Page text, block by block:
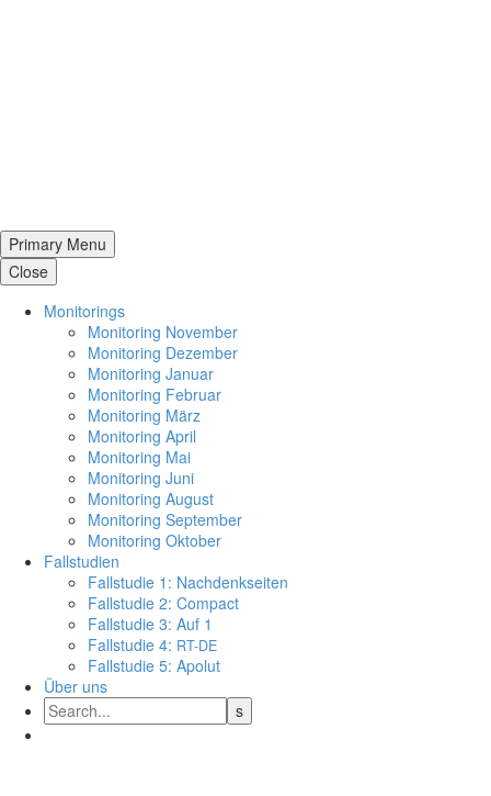
Primary Menu
Close
Moni­to­rings
Moni­to­ring November
Moni­to­ring Dezember
Moni­to­ring Januar
Moni­to­ring Februar
Moni­to­ring März
Moni­to­ring April
Moni­to­ring Mai
Moni­to­ring Juni
Moni­to­ring August
Moni­to­ring September
Moni­to­ring Oktober
Fall­stu­dien
Fall­stu­die 1: Nachdenkseiten
Fall­stu­die 2: Compact
Fall­stu­die 3: Auf 1
Fall­stu­die 4: RT-DE
Fall­stu­die 5: Apolut
Über uns